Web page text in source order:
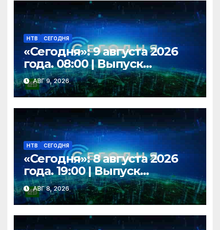
НТВ СЕГОДНЯ
«Сегодня»: 9 августа 2026
года. 08:00 | Выпуск
новостей | Новости НТВ
АВГ 9, 2026
НТВ СЕГОДНЯ
«Сегодня»: 8 августа 2026
года. 19:00 | Выпуск
новостей | Новости НТВ
АВГ 8, 2026